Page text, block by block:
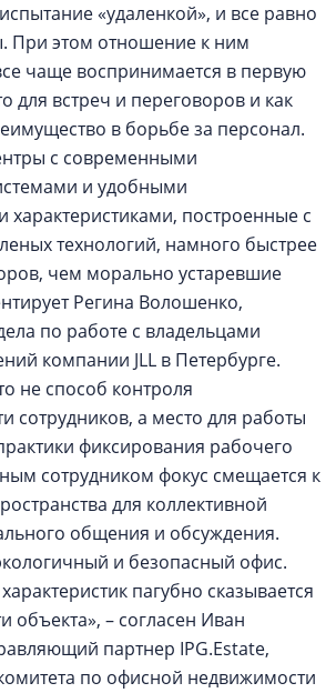
«удаленкой», и все равно
При этом отношение к ним
чаще воспринимается в первую
для встреч и переговоров и как
в борьбе за персонал.
с современными
и удобными
построенные с
технологий, намного быстрее
чем морально устаревшие
Регина Волошенко,
по работе с владельцами
компании JLL в Петербурге.
не способ контроля
сотрудников, а место для работы
фиксирования рабочего
сотрудником фокус смещается к
для коллективной
общения и обсуждения.
и безопасный офис.
пагубно сказывается
объекта», – согласен Иван
партнер IPG.Estate,
по офисной недвижимости